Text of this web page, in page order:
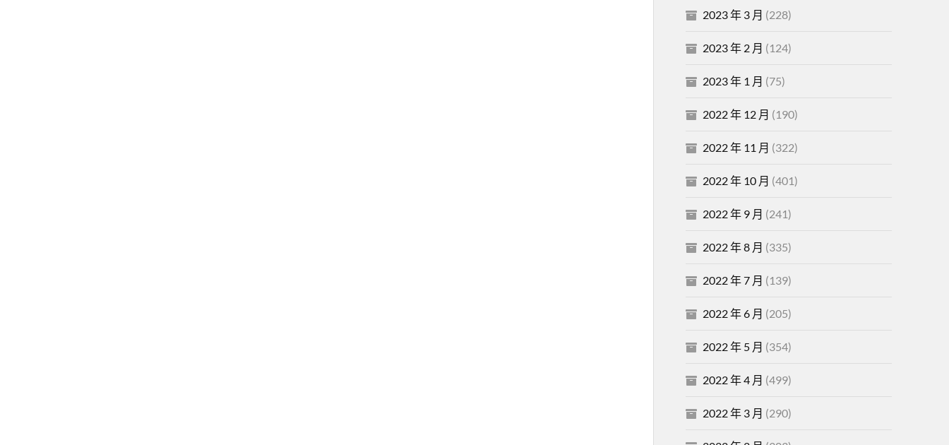
2023 年 3 月 (228)
2023 年 2 月 (124)
2023 年 1 月 (75)
2022 年 12 月 (190)
2022 年 11 月 (322)
2022 年 10 月 (401)
2022 年 9 月 (241)
2022 年 8 月 (335)
2022 年 7 月 (139)
2022 年 6 月 (205)
2022 年 5 月 (354)
2022 年 4 月 (499)
2022 年 3 月 (290)